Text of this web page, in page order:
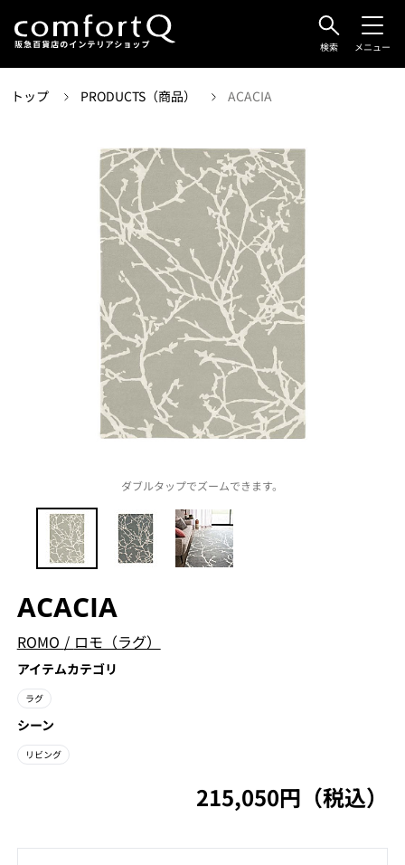
検索 メニュー
トップ PRODUCTS（商品） ACACIA
ダブルタップでズームできます。
ACACIA
ROMO / ロモ（ラグ）
アイテムカテゴリ
ラグ
シーン
リビング
215,050円（税込）